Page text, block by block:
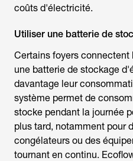
coûts d'électricité.
Utiliser une batterie de
Certains foyers connectent
une batterie de stockage
davantage leur
système permet de
stocke pendant la journée
plus tard, notamment pour
congélateurs ou des
tournant en continu.